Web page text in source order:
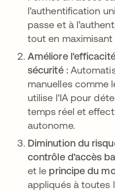
l’authentification
passe et à
tout en maximisant
Améliore
sécurité :
manuelles comme
utilise l'IA pour
temps réel et
autonome.
Diminution du
contrôle d'accès
et le principe du
appliqués à toutes